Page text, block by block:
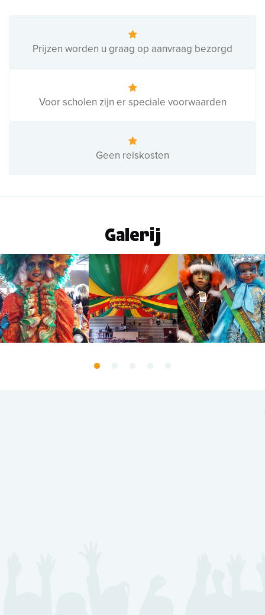
Prijzen worden u graag op aanvraag bezorgd
Voor scholen zijn er speciale voorwaarden
Geen reiskosten
Galerij